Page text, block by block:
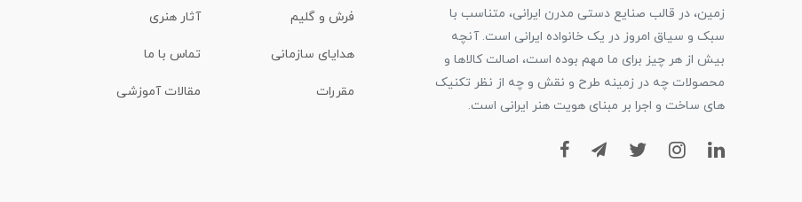
زمین، در قالب صنایع دستی مدرن ایرانی، متناسب با
سبک و سیاق امروز در یک خانواده ایرانی است. آنچه
بیش از هر چیز برای ما مهم بوده است، اصالت کالاها و
محصولات چه در زمینه طرح و نقش و چه از نظر تکنیک
های ساخت و اجرا بر مبنای هویت هنر ایرانی است.
فرش و گلیم آثار هنری
هدایای سازمانی تماس با ما
مقررات مقالات آموزشی